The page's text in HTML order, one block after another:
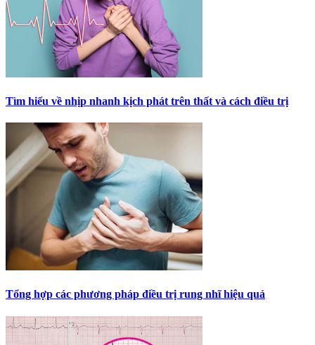
Tìm hiểu về nhịp nhanh kịch phát trên thất và cách điều trị
Tổng hợp các phương pháp điều trị rung nhĩ hiệu quả